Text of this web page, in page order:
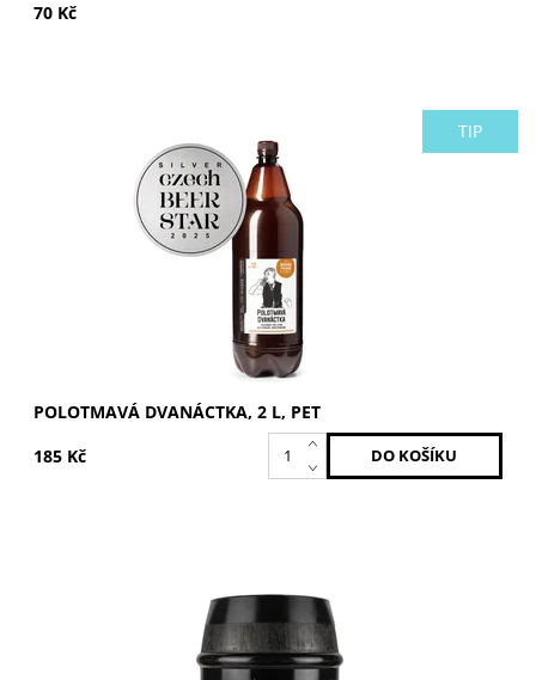
70 Kč
TIP
Polotmavý ležák na pohodové popíjení.Stupňovitost: 12°.
Skladem >5 ks
POLOTMAVÁ DVANÁCTKA, 2 L, PET
185 Kč
Skladem >5 ks